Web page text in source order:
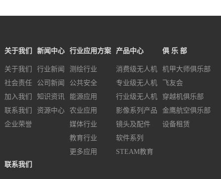
关于我们
关于我们
社会责任
加入我们
联系我们
企业荣誉
新闻中心
行业新闻
公司新闻
知识资讯
资源中心
行业应用方案
测绘行业
公共安全
能源应用
农业应用
媒体行业
教育行业
更多应用
产品中心
消费级无人机
专业级无人机
行业级无人机
影像系列产品
镜头及配件
软件系列
STEAM教育
俱 乐 部
机甲大师俱乐部
飞友会
穿越机俱乐部
金鹰航空俱乐部
设备租赁
联系我们